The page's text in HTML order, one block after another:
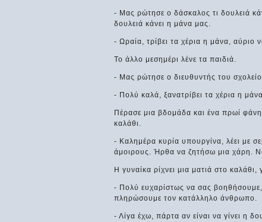
- Μας ρώτησε ο δάσκαλος τι δουλειά
δουλειά κάνει η μάνα μας.
- Ωραία, τρίβει τα χέρια η μάνα, αύριο
Το άλλο μεσημέρι λένε τα παιδιά.
- Μας ρώτησε ο διευθυντής του
- Πολύ καλά, ξανατρίβει τα χέρια η
Πέρασε μια βδομάδα και ένα πρωί
καλάθι.
- Καλημέρα κυρία υπουργίνα, λέει με
άμοιρους. Ήρθα να ζητήσω μια χάρη.
Η γυναίκα ρίχνει μια ματιά στο
- Πολύ ευχαρίστως να σας βοηθήσουμε,
πληρώσουμε τον κατάλληλο άνθρωπο.
- Λίγα έχω, πάρτα αν είναι να γίνει η